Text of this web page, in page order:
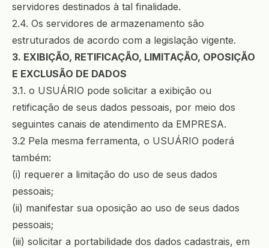
servidores destinados à tal finalidade.
2.4. Os servidores de armazenamento são
estruturados de acordo com a legislação vigente.
3. EXIBIÇÃO, RETIFICAÇÃO, LIMITAÇÃO, OPOSIÇÃO
E EXCLUSÃO DE DADOS
3.1. o USUÁRIO pode solicitar a exibição ou
retificação de seus dados pessoais, por meio dos
seguintes canais de atendimento da EMPRESA.
3.2 Pela mesma ferramenta, o USUÁRIO poderá
também:
(i) requerer a limitação do uso de seus dados
pessoais;
(ii) manifestar sua oposição ao uso de seus dados
pessoais;
(iii) solicitar a portabilidade dos dados cadastrais, em